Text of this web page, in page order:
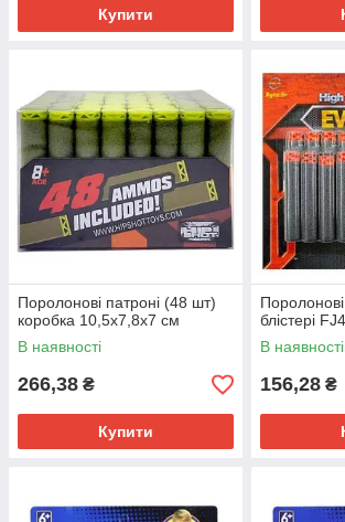
Купити
Поролонові патроні (48 шт)
коробка 10,5х7,8х7 см
В наявності
266,38 ₴
Купити
блістері
В наявності
156,28 ₴